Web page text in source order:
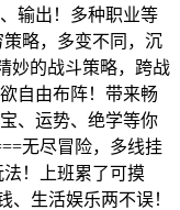
输出！多种职业等
略，多变不同，沉
妙的战斗策略，跨战
自由布阵！带来畅
、运势、绝学等你
无尽冒险，多线挂
！上班累了可摸
、生活娱乐两不误！